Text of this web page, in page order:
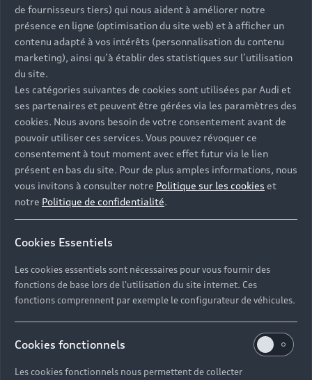
de fournisseurs tiers) qui nous aident à améliorer notre
présence en ligne (optimisation du site web) et à afficher un
contenu adapté à vos intérêts (personnalisation du contenu
marketing), ainsi qu’à établir des statistiques sur l’utilisation
du site.
Les catégories suivantes de cookies sont utilisées par Audi et
ses partenaires et peuvent être gérées via les paramètres des
cookies. Nous avons besoin de votre consentement avant de
pouvoir utiliser ces services. Vous pouvez révoquer ce
consentement à tout moment avec effet futur via le lien
présent en bas du site. Pour de plus amples informations, nous
vous invitons à consulter notre Politique sur les cookies et
notre Politique de confidentialité.
Cookies Essentiels
Les cookies essentiels sont nécessaires pour vous fournir des
fonctions de base lors de l'utilisation du site internet. Ces
fonctions comprennent par exemple le configurateur de véhicules.
Cookies fonctionnels
Les cookies fonctionnels nous permettent de collecter